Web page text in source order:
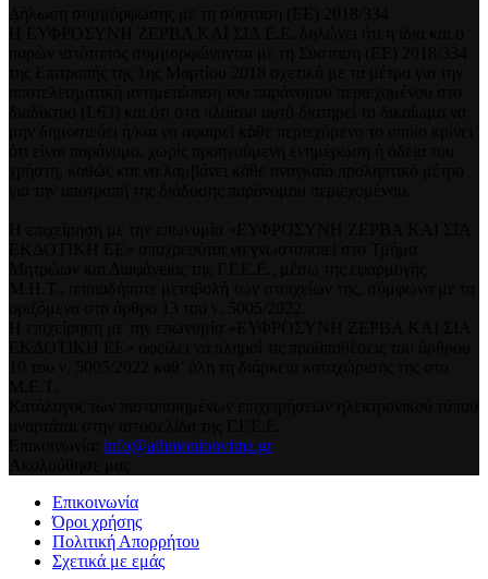
info@athmonionvima.gr
Επικοινωνία
Όροι χρήσης
Πολιτική Απορρήτου
Σχετικά με εμάς